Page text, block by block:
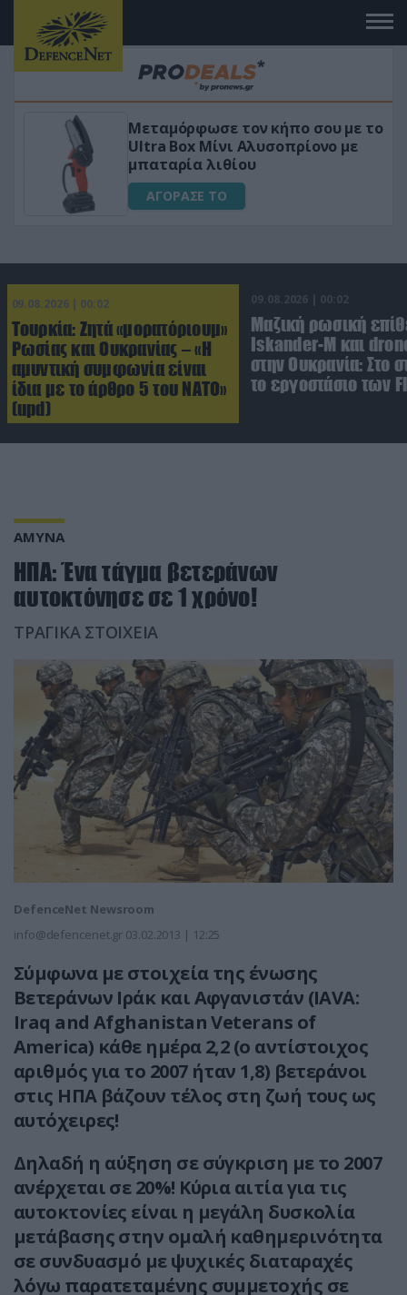
Μεταμόρφωσε τον κήπο σου με το
Ultra Box Μίνι Αλυσοπρίονο με
μπαταρία λιθίου
ΑΓΟΡΑΣΕ ΤΟ
09.08.2026 | 00:02
Τουρκία: Ζητά «μορατόριουμ»
Ρωσίας και Ουκρανίας – «Η
αμυντική συμφωνία είναι
ίδια με το άρθρο 5 του ΝΑΤΟ»
(upd)
09.08.2026 | 00:02
Μαζική ρωσική
Iskander-M και
στην Ουκρανία: Στο
το εργοστάσιο των
ΑΜΥΝΑ
ΗΠΑ: Ένα τάγμα βετεράνων
αυτοκτόνησε σε 1 χρόνο!
ΤΡΑΓΙΚΑ ΣΤΟΙΧΕΙΑ
DefenceNet Newsroom
info@defencenet.gr 03.02.2013 | 12:25
Σύμφωνα με στοιχεία της ένωσης
Βετεράνων Ιράκ και Αφγανιστάν (IAVA:
Iraq and Afghanistan Veterans of
America) κάθε ημέρα 2,2 (ο αντίστοιχος
αριθμός για το 2007 ήταν 1,8) βετεράνοι
στις ΗΠΑ βάζουν τέλος στη ζωή τους ως
αυτόχειρες!
Δηλαδή η αύξηση σε σύγκριση με το 2007
ανέρχεται σε 20%! Κύρια αιτία για τις
αυτοκτονίες είναι η μεγάλη δυσκολία
μετάβασης στην ομαλή καθημερινότητα
σε συνδυασμό με ψυχικές διαταραχές
λόγω παρατεταμένης συμμετοχής σε